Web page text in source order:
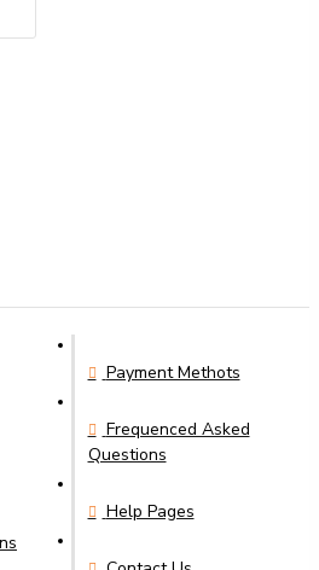
Payment Methots
Frequenced Asked
Questions
Help Pages